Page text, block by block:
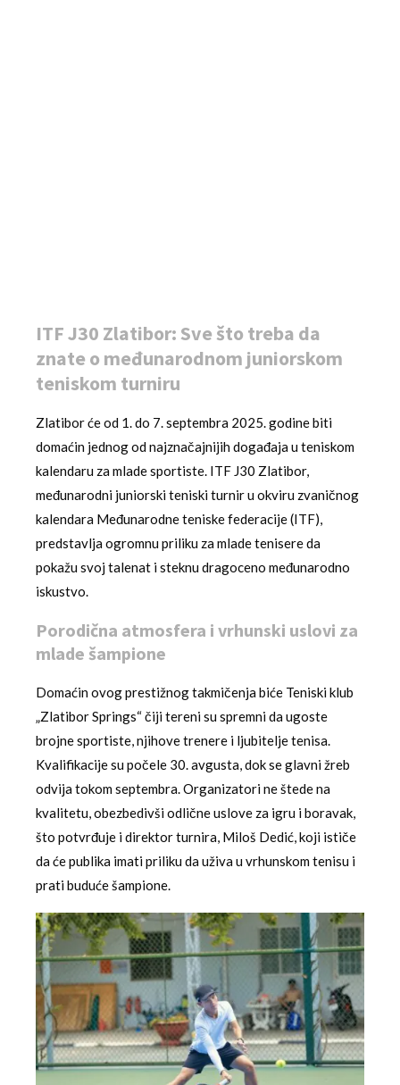
ITF J30 Zlatibor: Sve što treba da
znate o međunarodnom juniorskom
teniskom turniru
Zlatibor će od 1. do 7. septembra 2025. godine biti
domaćin jednog od najznačajnijih događaja u teniskom
kalendaru za mlade sportiste. ITF J30 Zlatibor,
međunarodni juniorski teniski turnir u okviru zvaničnog
kalendara Međunarodne teniske federacije (ITF),
predstavlja ogromnu priliku za mlade tenisere da
pokažu svoj talenat i steknu dragoceno međunarodno
iskustvo.
Porodična atmosfera i vrhunski uslovi za
mlade šampione
Domaćin ovog prestižnog takmičenja biće Teniski klub
„Zlatibor Springs“ čiji tereni su spremni da ugoste
brojne sportiste, njihove trenere i ljubitelje tenisa.
Kvalifikacije su počele 30. avgusta, dok se glavni žreb
odvija tokom septembra. Organizatori ne štede na
kvalitetu, obezbedivši odlične uslove za igru i boravak,
što potvrđuje i direktor turnira, Miloš Dedić, koji ističe
da će publika imati priliku da uživa u vrhunskom tenisu i
prati buduće šampione.